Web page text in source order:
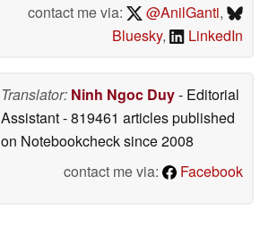
contact me via:
@AnilGanti,
Bluesky, LinkedIn
Translator: Ninh Ngoc Duy- Editorial
Assistant- 819461 articles published
on Notebookchecksince 2008
contact me via:
Facebook